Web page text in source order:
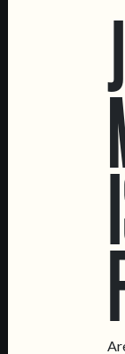
Marvila Taproom